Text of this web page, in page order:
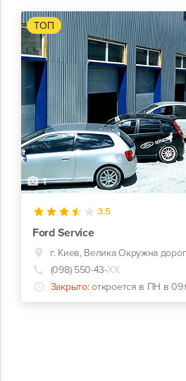
ТОП
1
3.5
Ford Service
(098) 550-43-ХХ
Закрыто: откроется в ПН в